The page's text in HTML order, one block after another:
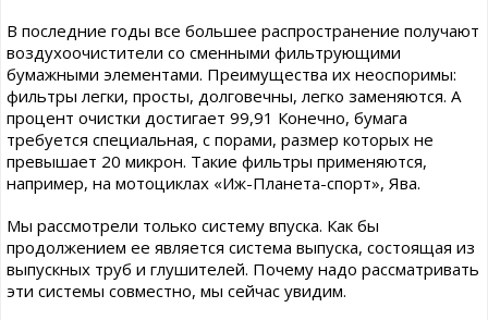
В последние годы все большее распространение получают
воздухоочистители со сменными фильтрующими
бумажными элементами. Преимущества их неоспоримы:
фильтры легки, просты, долговечны, легко заменяются. А
процент очистки достигает 99,91 Конечно, бумага
требуется специальная, с порами, размер которых не
превышает 20 микрон. Такие фильтры применяются,
например, на мотоциклах «Иж-Планета-спорт», Ява.
Мы рассмотрели только систему впуска. Как бы
продолжением ее является система выпуска, состоящая из
выпускных труб и глушителей. Почему надо рассматривать
эти системы совместно, мы сейчас увидим.